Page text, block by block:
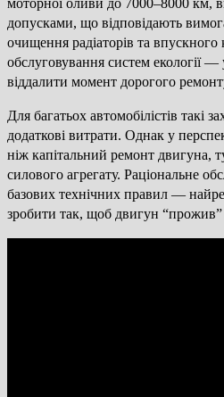
моторної оливи до 7000–8000 км,
допусками, що відповідають
очищення радіаторів та впускного
обслуговування систем екології —
віддалити момент дорогого
Для багатьох автомобілістів такі
додаткові витрати. Однак у
ніж капітальний ремонт двигуна,
силового агрегату. Раціональне
базових технічних правил —
зробити так, щоб двигун “прожив”